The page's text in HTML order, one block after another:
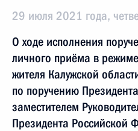
29 июля 2021 года,
О ходе исполнения
личного приёма в
жителя Калужской
по поручению
заместителем
Президента Российской